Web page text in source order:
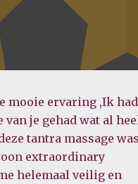
mooie ervaring ,Ik had
van je gehad wat al
tantra massage
extraordinary
helemaal veilig en